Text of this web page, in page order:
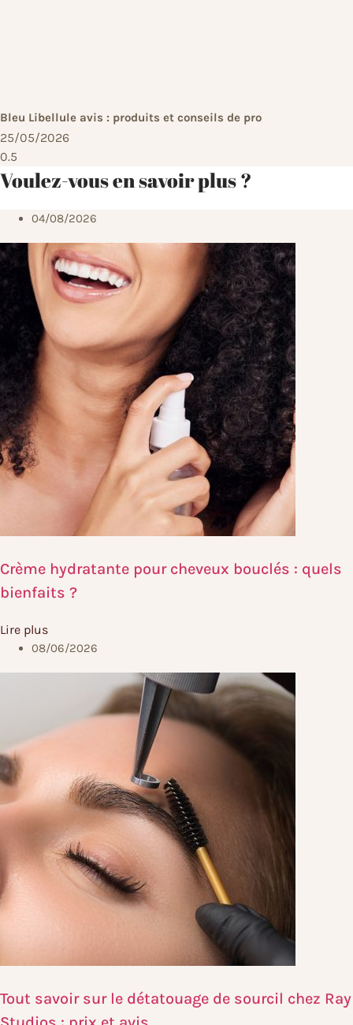
Bleu Libellule avis : produits et conseils de pro
25/05/2026
Voulez-vous en savoir plus ?
04/08/2026
Crème hydratante pour cheveux bouclés : quels
bienfaits ?
Lire plus
08/06/2026
Tout savoir sur le détatouage de sourcil chez Ray